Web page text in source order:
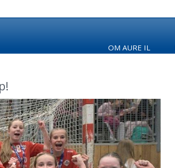
OM AURE IL